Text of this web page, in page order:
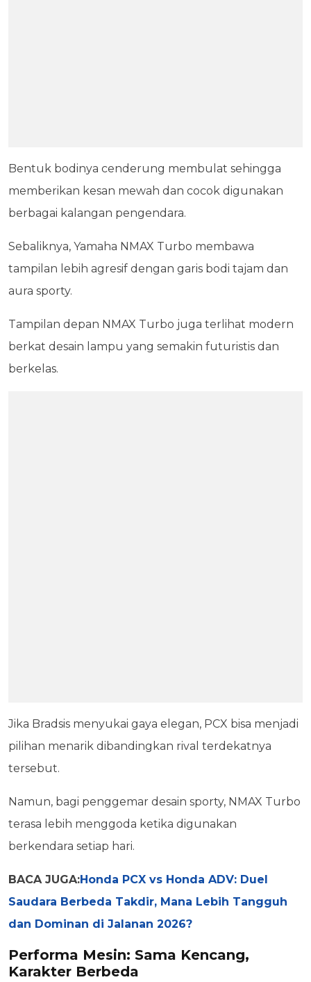
Bentuk bodinya cenderung membulat sehingga
memberikan kesan mewah dan cocok digunakan
berbagai kalangan pengendara.
Sebaliknya, Yamaha NMAX Turbo membawa
tampilan lebih agresif dengan garis bodi tajam dan
aura sporty.
Tampilan depan NMAX Turbo juga terlihat modern
berkat desain lampu yang semakin futuristis dan
berkelas.
Jika Bradsis menyukai gaya elegan, PCX bisa menjadi
pilihan menarik dibandingkan rival terdekatnya
tersebut.
Namun, bagi penggemar desain sporty, NMAX Turbo
terasa lebih menggoda ketika digunakan
berkendara setiap hari.
BACA JUGA:Honda PCX vs Honda ADV: Duel
Saudara Berbeda Takdir, Mana Lebih Tangguh
dan Dominan di Jalanan 2026?
Performa Mesin: Sama Kencang,
Karakter Berbeda